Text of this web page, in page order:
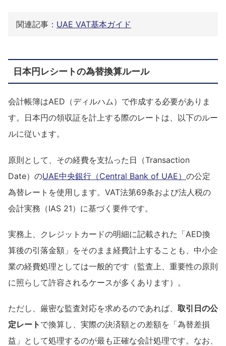
関連記事： UAE VAT基本ガイド
日本円レシートの為替換算ルール
会計帳簿はAED（ディルハム）で作成する必要がありま
す。日本円の領収証を計上する際のレートは、以下のルー
ルに従います。
原則として、その経費を支払った日（Transaction
Date）のUAE中央銀行（Central Bank of UAE） の公定
為替レートを使用します。VAT法第69条および法人税の
会計実務（IAS 21）に基づく要件です。
実務上、クレジットカードの明細に記載された「AED換
算後の引落金額」をそのまま経費計上することも、中小企
業の経費処理としては一般的です（監査上、重要性の原則
に照らして許容されるケースが多くあります）。
ただし、厳密な監査対応を求めるのであれば、 取引日の公
定レート で換算し、実際の決済額との差額を「為替差損
益」として処理するのが最も正確な会計処理です。なお、